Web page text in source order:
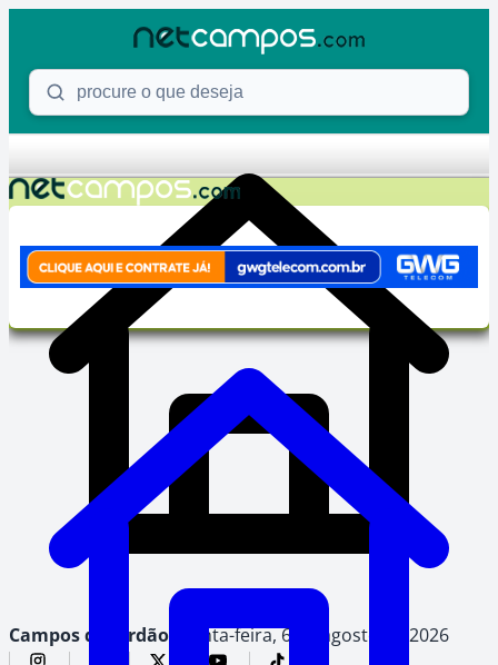
Procure o que deseja
Campos do Jordão, quinta-feira, 6 de agosto de 2026